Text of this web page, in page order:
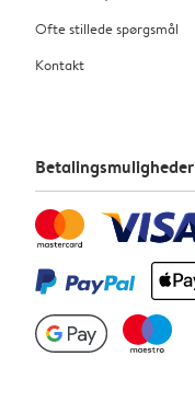
Ofte stillede spørgsmål
Kontakt
Betalingsmuligheder